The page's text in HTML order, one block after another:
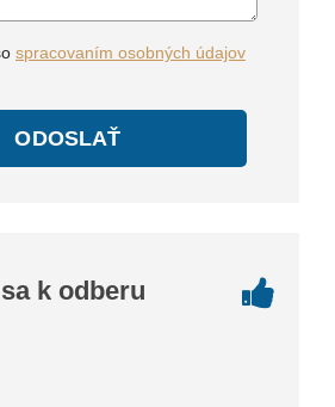
spracovaním osobných údajov
ODOSLAŤ
k odberu